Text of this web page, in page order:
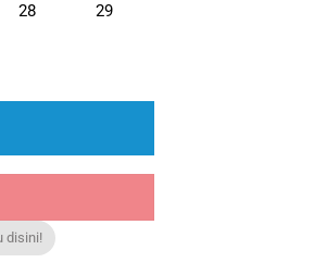
28 29
disini!